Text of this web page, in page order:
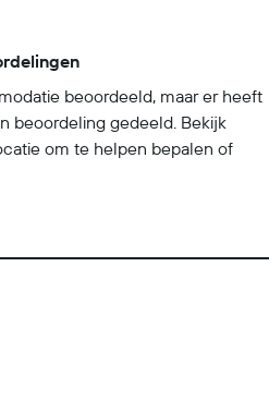
beoordeeld, maar er heeft
beoordeling gedeeld. Bekijk
om te helpen bepalen of